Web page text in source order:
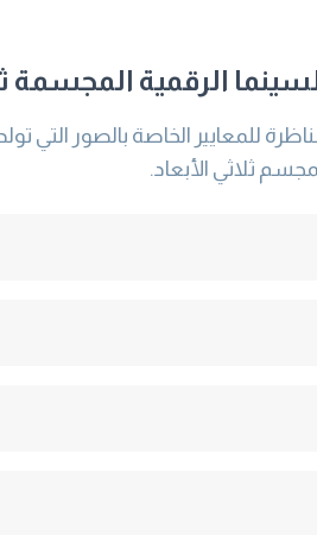
الرقمية المجسمة
للمعايير الخاصة بالصور التي
ثلاثي الأبعاد.